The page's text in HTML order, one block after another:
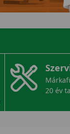
20 év